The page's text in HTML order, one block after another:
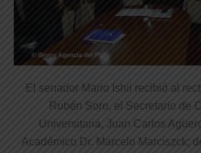
El senador Mario Ishii recibió al
Rubén Soro, el Secretario de
Universitaria, Juan Carlos
Académico Dr. Marcelo Marciszck;